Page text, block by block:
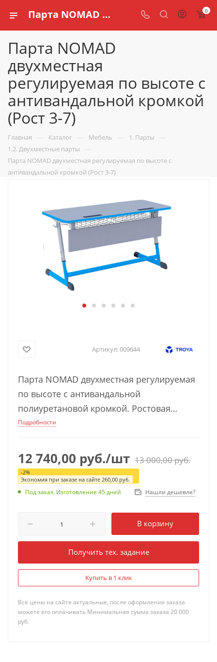
Парта NOMAD двухместная регулируемая по высоте с антивандальной кромкой (Рост 3-7) купить по доступной цене в интернет магазине schools.ru 0
Парта NOMAD
двухместная
регулируемая по высоте с
антивандальной кромкой
(Рост 3-7)
Главная — Каталог — Мебель — 1. Парты —
1.2. Двухместные парты —
Парта NOMAD двухместная регулируемая по высоте с
антивандальной кромкой (Рост 3-7)
Артикул:009644
Парта NOMAD двухместная регулируемая
по высоте с антивандальной
полиуретановой кромкой. Ростовая
группа 3-7. Артикул производителя
Подробности
12 740,00 руб./шт 13 000,00руб.
-2%
Экономия при заказе на сайте 260,00 руб.
Под заказ. Изготовление 45 дней Нашли дешевле?
В корзину
Получить тех. задание
Купить в 1 клик
Все цены на сайте актуальные, после оформления заказа
можете его оплачивать Минимальная сумма заказа 20 000
руб.